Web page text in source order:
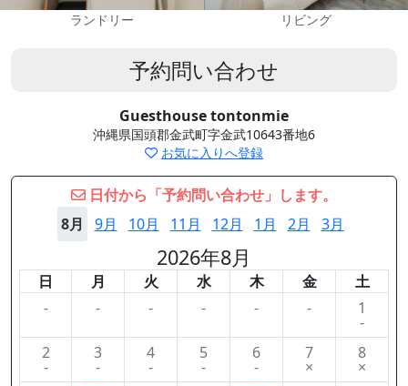
ランドリー リビング
予約問い合わせ
Guesthouse tontonmie
沖縄県国頭郡金武町字金武10643番地6
お気に入りへ登録
日付から「予約問い合わせ」します。
8月
9月 10月 11月 12月 1月 2月 3月
2026年8月
日 月 火 水 木 金
土
-
- - - - - 1
-
2
-
3
-
4
-
5
-
6
-
7
×
8
×